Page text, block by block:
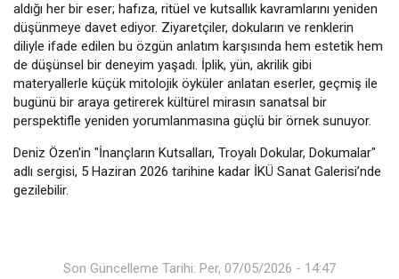
aldığı her bir eser; hafıza, ritüel ve kutsallık kavramlarını yeniden
düşünmeye davet ediyor. Ziyaretçiler, dokuların ve renklerin
diliyle ifade edilen bu özgün anlatım karşısında hem estetik hem
de düşünsel bir deneyim yaşadı. İplik, yün, akrilik gibi
materyallerle küçük mitolojik öyküler anlatan eserler, geçmiş ile
bugünü bir araya getirerek kültürel mirasın sanatsal bir
perspektifle yeniden yorumlanmasına güçlü bir örnek sunuyor.
Deniz Özen'in "İnançların Kutsalları, Troyalı Dokular, Dokumalar"
adlı sergisi, 5 Haziran 2026 tarihine kadar İKÜ Sanat Galerisi’nde
gezilebilir.
Son Güncelleme Tarihi: Per, 07/05/2026 - 14:47